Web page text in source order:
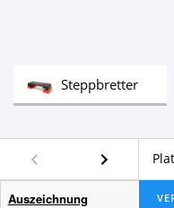
SteppbretterTest
Auszeichnung